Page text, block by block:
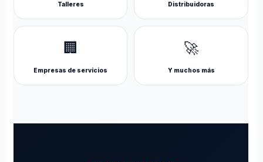
Talleres Distribuidoras
🏢
Empresas de servicios
🚀
Y muchos más